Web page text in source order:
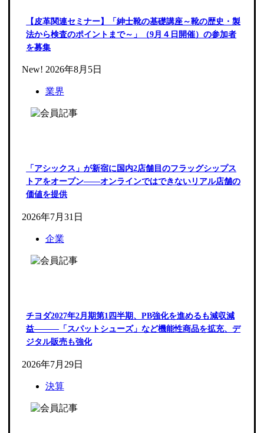
【皮革関連セミナー】「紳士靴の基礎講座～靴の歴史・製
法から検査のポイントまで～」（9月４日開催）の参加者
を募集
New! 2026年8月5日
業界
「アシックス」が新宿に国内2店舗目のフラッグシップス
トアをオープン――オンラインではできないリアル店舗の
価値を提供
2026年7月31日
企業
チヨダ2027年2月期第1四半期、PB強化を進めるも減収減
益―――「スパットシューズ」など機能性商品を拡充、デ
ジタル販売も強化
2026年7月29日
決算